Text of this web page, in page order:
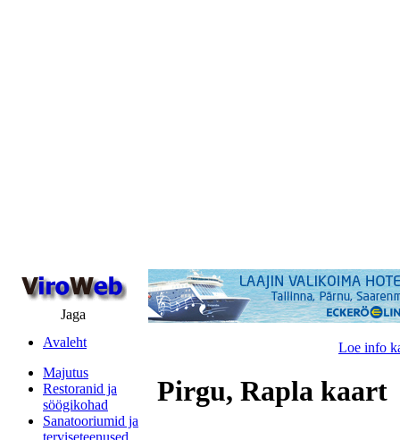
Jaga
Avaleht
Majutus
Restoranid ja
söögikohad
Sanatooriumid ja
terviseteenused
Loe info
Pirgu, Rapla kaart